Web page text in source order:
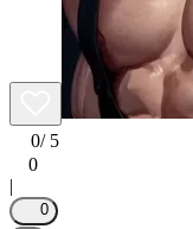
0/ 5
0
|
0